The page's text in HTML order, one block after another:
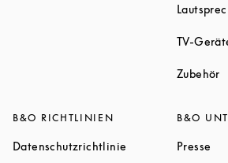
TV-
Zubehör
B&O RICHTLINIEN
Datenschutzrichtlinie Link Opens in New
B&O
Presse